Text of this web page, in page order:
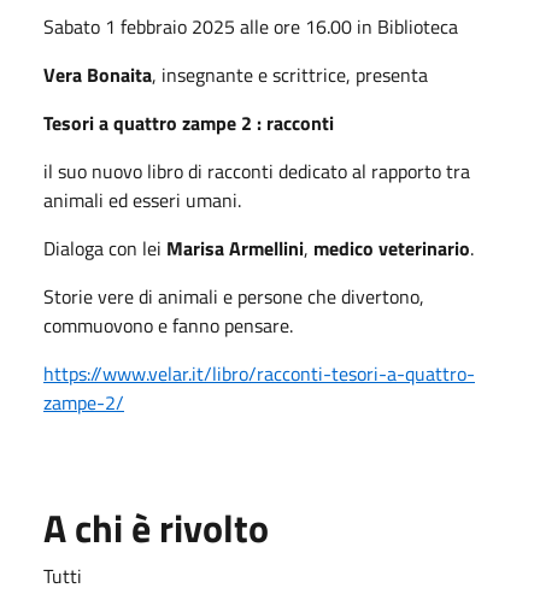
Sabato 1 febbraio 2025 alle ore 16.00 in Biblioteca
Vera Bonaita, insegnante e scrittrice, presenta
Tesori a quattro zampe 2 : racconti
il suo nuovo libro di racconti dedicato al rapporto tra
animali ed esseri umani.
Dialoga con lei Marisa Armellini, medico veterinario.
Storie vere di animali e persone che divertono,
commuovono e fanno pensare.
https://www.velar.it/libro/racconti-tesori-a-quattro-
zampe-2/
A chi è rivolto
Tutti